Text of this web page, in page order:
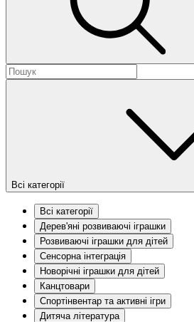
Всі категорії
Всі категорії
Дерев'яні розвиваючі іграшки
Розвиваючі іграшки для дітей
Сенсорна інтеграція
Новорічні іграшки для дітей
Канцтовари
Спортінвентар та активні ігри
Дитяча література